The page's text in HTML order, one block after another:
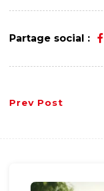
Partage social :
Prev Post